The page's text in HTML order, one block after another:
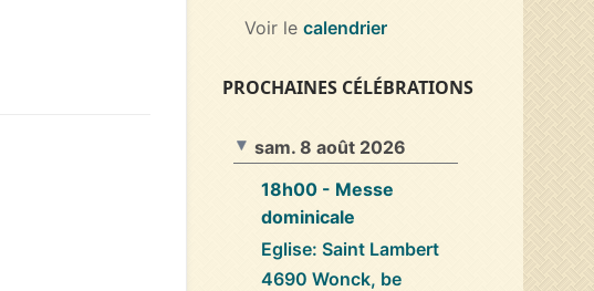
Voir le calendrier
PROCHAINES CÉLÉBRATIONS
sam. 8 août 2026
18h00 - Messe
dominicale
Eglise: Saint Lambert
4690 Wonck, be